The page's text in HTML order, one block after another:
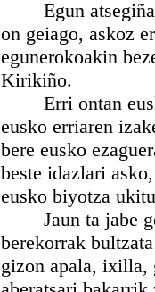
Egun atsegiña
on geiago, askoz
egunerokoakin
Kirikiño.
Erri ontan
eusko erriaren
bere eusko
beste idazlari
eusko biyotza
Jaun ta jabe
berekorrak
gizon apala, ixilla,